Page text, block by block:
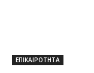
ΕΠΙΚΑΙΡΟΤΗΤΑ